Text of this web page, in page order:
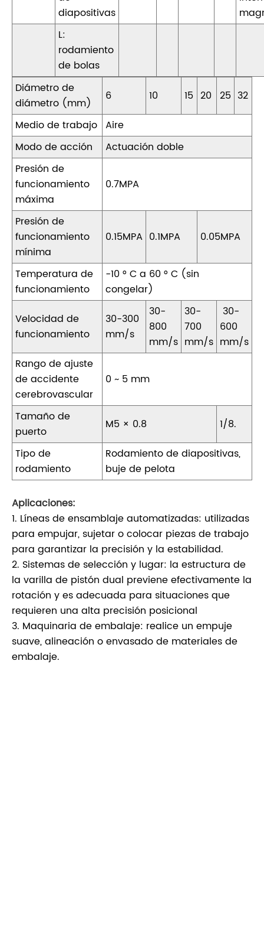
diapositivas
L:
rodamiento
de bolas
Diámetro de
diámetro (mm)
6 10 15 20 25 32
Medio de trabajo Aire
Modo de acción
Actuación doble
Presión de
funcionamiento
máxima
0.7MPA
Presión de
funcionamiento
mínima
0.15MPA 0.1MPA 0.05MPA
Temperatura de
funcionamiento
-10 ° C a 60 ° C (sin
congelar)
Velocidad de
funcionamiento
30-300
mm/s
30-
800
mm/s
30-
700
mm/s
30-
600
mm/s
Rango de ajuste
de accidente
cerebrovascular
0 ~ 5 mm
Tamaño de
puerto
M5 × 0.8
1/8.
Tipo de
rodamiento
Rodamiento de diapositivas,
buje de pelota
Aplicaciones:
1. Líneas de ensamblaje automatizadas: utilizadas
para empujar, sujetar o colocar piezas de trabajo
para garantizar la precisión y la estabilidad.
2. Sistemas de selección y lugar: la estructura de
la varilla de pistón dual previene efectivamente la
rotación y es adecuada para situaciones que
requieren una alta precisión posicional
3. Maquinaria de embalaje: realice un empuje
suave, alineación o envasado de materiales de
embalaje.